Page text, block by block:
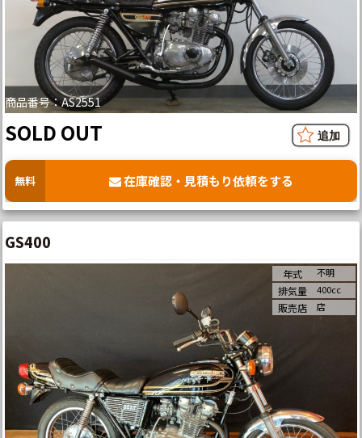
商品番号：AS2551
SOLD OUT
無料 在庫確認・見積もり依頼をする
GS400
年式 不明
排気量 400cc
販売店 店